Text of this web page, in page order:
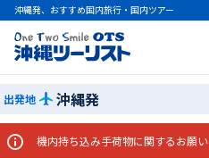
沖縄発、おすすめ国内旅行・国内ツアー
出発地 沖縄発
機内持ち込み手荷物に関するお願い